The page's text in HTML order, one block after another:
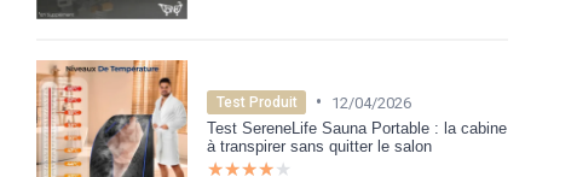
Test Produit •
12/04/2026
Test SereneLife Sauna Portable : la cabine
à transpirer sans quitter le salon
★★★★★
★★★★★